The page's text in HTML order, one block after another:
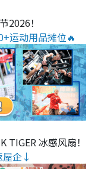
2026！
运动用品摊位🔥
TIGER 冰感风扇！
屋企↓